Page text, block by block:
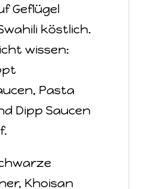
Geflügel
köstlich.
wissen:
Pasta
Dipp Saucen
Khoisan